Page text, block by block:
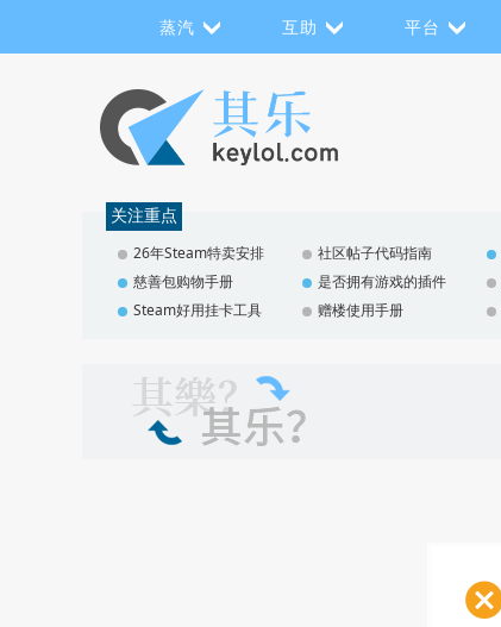
蒸汽 互助 平台
关注重点
26年Steam特卖安排 社区帖子代码指南
慈善包购物手册
是否拥有游戏的插件
Steam好用挂卡工具
赠楼使用手册